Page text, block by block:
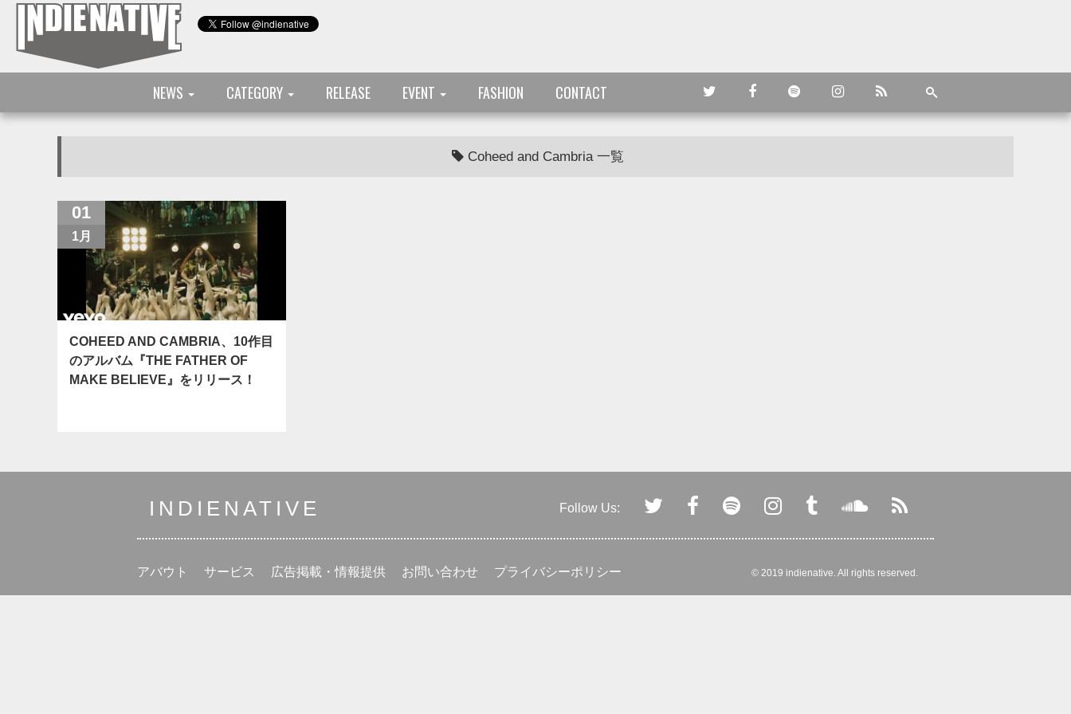
NEWS CATEGORY RELEASE EVENT FASHION CONTACT
Coheed and Cambria 一覧
01
1月
COHEED AND CAMBRIA、10作目
のアルバム『THE FATHER OF
MAKE BELIEVE』をリリース！
INDIENATIVE Follow Us:
アバウト サービス 広告掲載・情報提供 お問い合わせ プライバシーポリシー © 2019 indienative. All rights reserved.